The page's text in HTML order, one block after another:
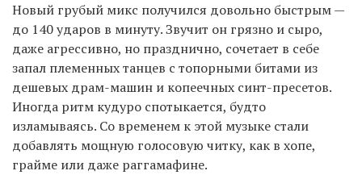
Новый грубый микс получился довольно быстрым —
до 140 ударов в минуту. Звучит он грязно и сыро,
даже агрессивно, но празднично, сочетает в себе
запал племенных танцев с топорными битами из
дешевых драм-машин и копеечных синт-пресетов.
Иногда ритм кудуро спотыкается, будто
изламываясь. Со временем к этой музыке стали
добавлять мощную голосовую читку, как в хопе,
грайме или даже раггамафине.